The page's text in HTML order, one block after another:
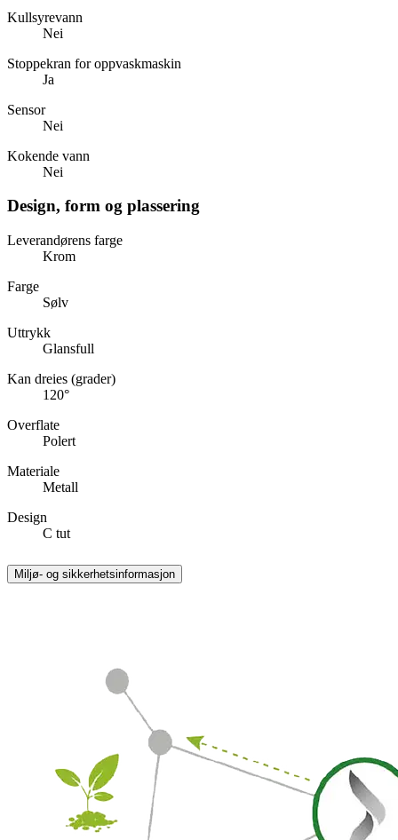
Kullsyrevann
Nei
Stoppekran for oppvaskmaskin
Ja
Sensor
Nei
Kokende vann
Nei
Design, form og plassering
Leverandørens farge
Krom
Farge
Sølv
Uttrykk
Glansfull
Kan dreies (grader)
120°
Overflate
Polert
Materiale
Metall
Design
C tut
Miljø- og sikkerhetsinformasjon